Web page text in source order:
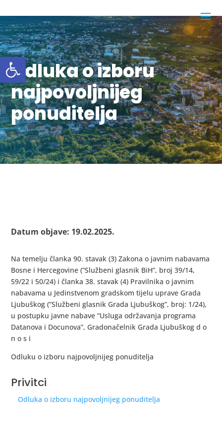
Odluka o izboru
najpovoljnijeg
ponuditelja
Datum objave: 19.02.2025.
Na temelju članka 90. stavak (3) Zakona o javnim nabavama
Bosne i Hercegovine (”Službeni glasnik BiH”, broj 39/14,
59/22 i 50/24) i članka 38. stavak (4) Pravilnika o javnim
nabavama u Jedinstvenom gradskom tijelu uprave Grada
Ljubuškog (”Službeni glasnik Grada Ljubuškog”, broj: 1/24),
u postupku javne nabave ”Usluga održavanja programa
Datanova i Docunova”, Gradonačelnik Grada Ljubuškog d o
n o s i
Odluku o izboru najpovoljnijeg ponuditelja
Privitci
Odluka o izboru najpovoljnijeg ponuditelja
Open toolbar